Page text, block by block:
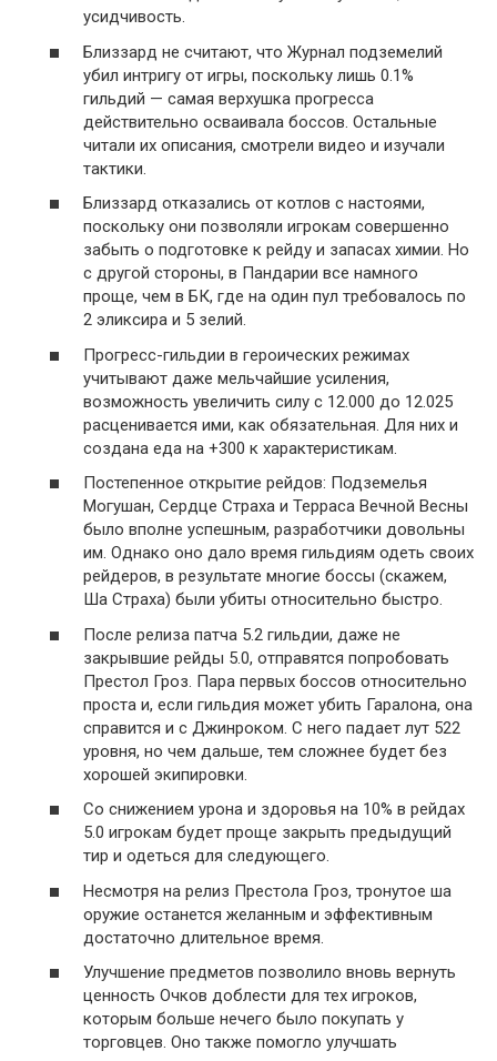
усидчивость.
Близзард не считают, что Журнал подземелий
убил интригу от игры, поскольку лишь 0.1%
гильдий — самая верхушка прогресса
действительно осваивала боссов. Остальные
читали их описания, смотрели видео и изучали
тактики.
Близзард отказались от котлов с настоями,
поскольку они позволяли игрокам совершенно
забыть о подготовке к рейду и запасах химии. Но
с другой стороны, в Пандарии все намного
проще, чем в БК, где на один пул требовалось по
2 эликсира и 5 зелий.
Прогресс-гильдии в героических режимах
учитывают даже мельчайшие усиления,
возможность увеличить силу с 12.000 до 12.025
расценивается ими, как обязательная. Для них и
создана еда на +300 к характеристикам.
Постепенное открытие рейдов: Подземелья
Могушан, Сердце Страха и Терраса Вечной Весны
было вполне успешным, разработчики довольны
им. Однако оно дало время гильдиям одеть своих
рейдеров, в результате многие боссы (скажем,
Ша Страха) были убиты относительно быстро.
После релиза патча 5.2 гильдии, даже не
закрывшие рейды 5.0, отправятся попробовать
Престол Гроз. Пара первых боссов относительно
проста и, если гильдия может убить Гаралона, она
справится и с Джинроком. С него падает лут 522
уровня, но чем дальше, тем сложнее будет без
хорошей экипировки.
Со снижением урона и здоровья на 10% в рейдах
5.0 игрокам будет проще закрыть предыдущий
тир и одеться для следующего.
Несмотря на релиз Престола Гроз, тронутое ша
оружие останется желанным и эффективным
достаточно длительное время.
Улучшение предметов позволило вновь вернуть
ценность Очков доблести для тех игроков,
которым больше нечего было покупать у
торговцев. Оно также помогло улучшать